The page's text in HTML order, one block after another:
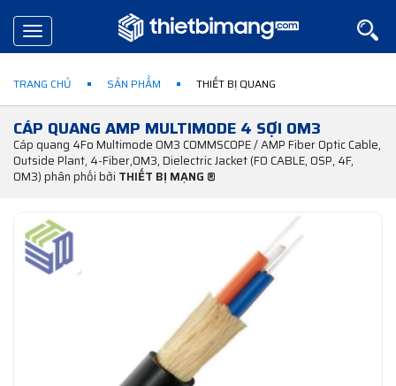
Toggle
navigation
TRANG CHỦ SẢN PHẨM THIẾT BỊ QUANG
CÁP QUANG AMP MULTIMODE 4 SỢI OM3
Cáp quang 4Fo Multimode OM3 COMMSCOPE / AMP Fiber Optic Cable,
Outside Plant, 4-Fiber,OM3, Dielectric Jacket (FO CABLE, OSP, 4F,
OM3) phân phối bởi THIẾT BỊ MẠNG ®